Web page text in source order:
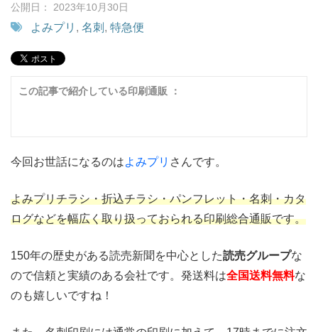
公開日： 2023年10月30日
よみプリ , 名刺 , 特急便
この記事で紹介している印刷通販 ：
今回お世話になるのはよみプリ さんです。
よみプリチラシ・折込チラシ・パンフレット・名刺・カタ
ログなどを幅広く取り扱っておられる印刷総合通販です。
150年の歴史がある読売新聞を中心とした読売グループな
ので信頼と実績のある会社です。発送料は全国送料無料な
のも嬉しいですね！